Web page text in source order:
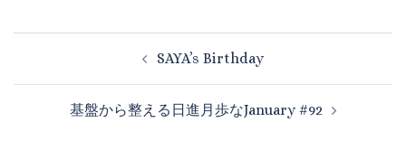
SAYA’s Birthday
基盤から整える日進月歩なJanuary #92